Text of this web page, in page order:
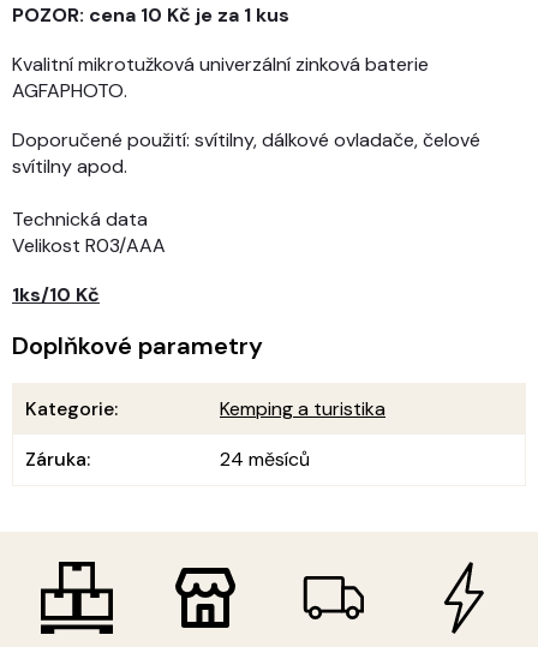
POZOR: cena 10 Kč je za 1 kus
Kvalitní mikrotužková univerzální zinková baterie
AGFAPHOTO.
Doporučené použití: svítilny, dálkové ovladače, čelové
svítilny apod.
Technická data
Velikost R03/AAA
1ks/10 Kč
Doplňkové parametry
Kategorie:
Kemping a turistika
Záruka: 24 měsíců